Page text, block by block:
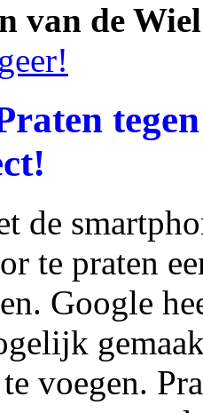
van de Wiel
de
te praten
Google
voegen.